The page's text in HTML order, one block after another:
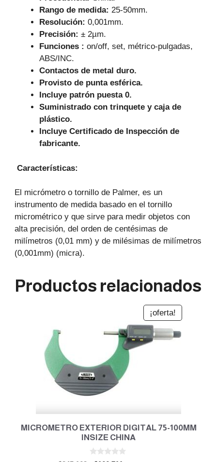
Rango de medida: 25-50mm.
Resolución: 0,001mm.
Precisión: ± 2µm.
Funciones : on/off, set, métrico-pulgadas,
ABS/INC.
Contactos de metal duro.
Provisto de punta esférica.
Incluye patrón puesta 0.
Suministrado con trinquete y caja de
plástico.
Incluye Certificado de Inspección de
fabricante.
Características:
El micrómetro o tornillo de Palmer, es un
instrumento de medida basado en el tornillo
micrométrico y que sirve para medir objetos con
alta precisión, del orden de centésimas de
milímetros (0,01 mm) y de milésimas de milímetros
(0,001mm) (micra).
Productos relacionados
¡oferta!
MICROMETRO EXTERIOR DIGITAL 75-100MM
INSIZE CHINA